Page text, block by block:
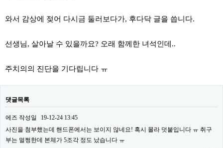
와서 감상에 젖어 다시금 둘러보다가, 후다닥 글을 씁니다.
선생님, 살아날 수 있을까요? 오래 함께한 녀석인데..
주치의의 진단을 기다립니다 ㅠ
댓글목록
에즈 작성일
19-12-24 13:45
사진을 첨부했는데 핸드폰에서는 보이지 않네요! 혹시 몰라 덧붙입니다 ㅠ 취구
부는 멀쩡한데 본체가 5조각 정도 났습니다 ㅠ